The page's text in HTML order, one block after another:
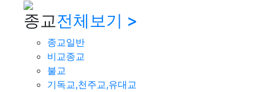
종교전체보기 >
종교일반
비교종교
불교
기독교,천주교,유대교